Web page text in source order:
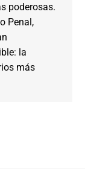
poderosas.
Penal,
la
más